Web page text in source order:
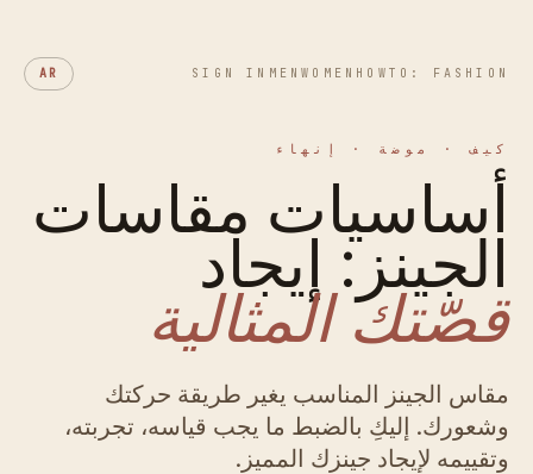
HOWTO: FASHION
WOMEN
MEN
SIGN IN
AR
كيف · موضة · إنهاء
أساسيات مقاسات
الجينز: إيجاد
قصّتك المثالية
مقاس الجينز المناسب يغير طريقة حركتك
وشعورك. إليكِ بالضبط ما يجب قياسه، تجربته،
وتقييمه لإيجاد جينزك المميز.